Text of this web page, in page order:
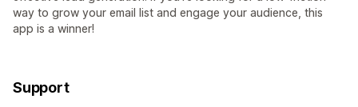
way to grow your email list and engage your audience, this
app is a winner!
Support